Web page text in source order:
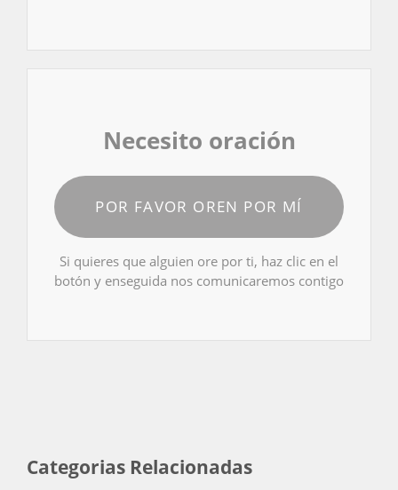
Necesito oración
POR FAVOR OREN POR MÍ
Si quieres que alguien ore por ti, haz clic en el
botón y enseguida nos comunicaremos contigo
Categorias Relacionadas